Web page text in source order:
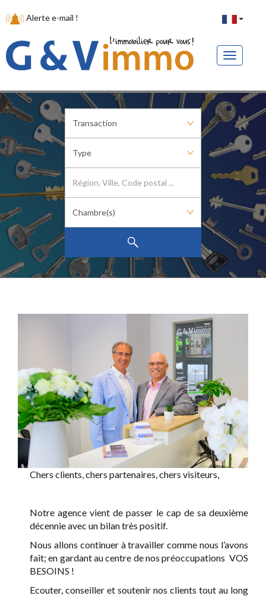
Alerte e-mail !
Chers clients, chers partenaires, chers visiteurs,
Notre agence vient de passer le cap de sa deuxième
décennie avec un bilan très positif.
Nous allons continuer à travailler comme nous l’avons
fait; en gardant au centre de nos préoccupations VOS
BESOINS !
Ecouter, conseiller et soutenir nos clients tout au long